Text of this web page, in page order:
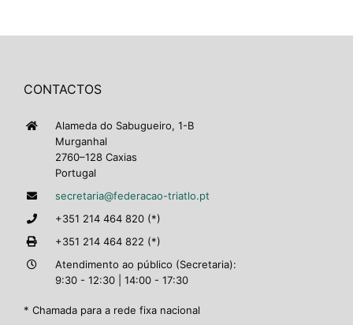
CONTACTOS
Alameda do Sabugueiro, 1-B
Murganhal
2760–128 Caxias
Portugal
secretaria@federacao-triatlo.pt
+351 214 464 820 (*)
+351 214 464 822 (*)
Atendimento ao público (Secretaria):
9:30 - 12:30 | 14:00 - 17:30
* Chamada para a rede fixa nacional